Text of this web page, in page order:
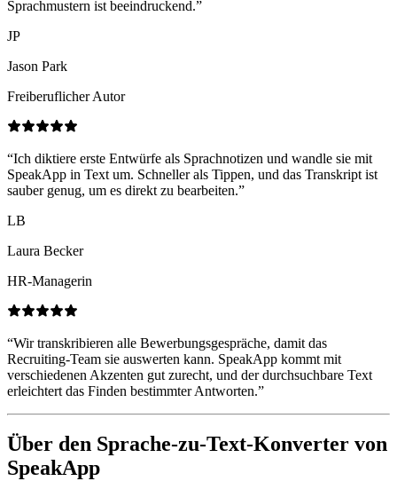
Sprachmustern ist beeindruckend.”
JP
Jason Park
Freiberuflicher Autor
“Ich diktiere erste Entwürfe als Sprachnotizen und wandle sie mit
SpeakApp in Text um. Schneller als Tippen, und das Transkript ist
sauber genug, um es direkt zu bearbeiten.”
LB
Laura Becker
HR-Managerin
“Wir transkribieren alle Bewerbungsgespräche, damit das
Recruiting-Team sie auswerten kann. SpeakApp kommt mit
verschiedenen Akzenten gut zurecht, und der durchsuchbare Text
erleichtert das Finden bestimmter Antworten.”
Über den Sprache-zu-Text-Konverter von
SpeakApp